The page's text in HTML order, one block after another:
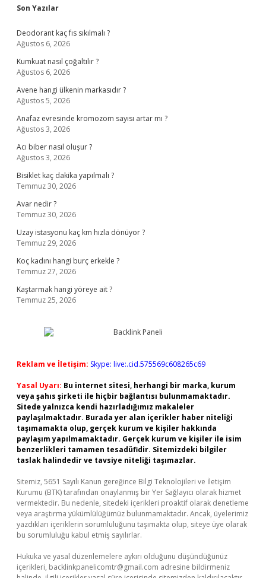
Sidebar
Son Yazılar
Deodorant kaç fıs sıkılmalı ?
Ağustos 6, 2026
Kumkuat nasıl çoğaltılır ?
Ağustos 6, 2026
Avene hangi ülkenin markasıdır ?
Ağustos 5, 2026
Anafaz evresinde kromozom sayısı artar mı ?
Ağustos 3, 2026
Acı biber nasıl oluşur ?
Ağustos 3, 2026
Bisiklet kaç dakika yapılmalı ?
Temmuz 30, 2026
Avar nedir ?
Temmuz 30, 2026
Uzay istasyonu kaç km hızla dönüyor ?
Temmuz 29, 2026
Koç kadını hangi burç erkekle ?
Temmuz 27, 2026
Kaştarmak hangi yöreye ait ?
Temmuz 25, 2026
Reklam ve İletişim: Skype: live:.cid.575569c608265c69
Yasal Uyarı: Bu internet sitesi, herhangi bir marka, kurum
veya şahıs şirketi ile hiçbir bağlantısı bulunmamaktadır.
Sitede yalnızca kendi hazırladığımız makaleler
paylaşılmaktadır. Burada yer alan içerikler haber niteliği
taşımamakta olup, gerçek kurum ve kişiler hakkında
paylaşım yapılmamaktadır. Gerçek kurum ve kişiler ile isim
benzerlikleri tamamen tesadüfidir. Sitemizdeki bilgiler
taslak halindedir ve tavsiye niteliği taşımazlar.
Sitemiz, 5651 Sayılı Kanun gereğince Bilgi Teknolojileri ve İletişim
Kurumu (BTK) tarafından onaylanmış bir Yer Sağlayıcı olarak hizmet
vermektedir. Bu nedenle, sitedeki içerikleri proaktif olarak denetleme
veya araştırma yükümlülüğümüz bulunmamaktadır. Ancak, üyelerimiz
yazdıkları içeriklerin sorumluluğunu taşımakta olup, siteye üye olarak
bu sorumluluğu kabul etmiş sayılırlar.
Hukuka ve yasal düzenlemelere aykırı olduğunu düşündüğünüz
içerikleri, backlinkpanelicomtr@gmail.com adresine bildirmeniz